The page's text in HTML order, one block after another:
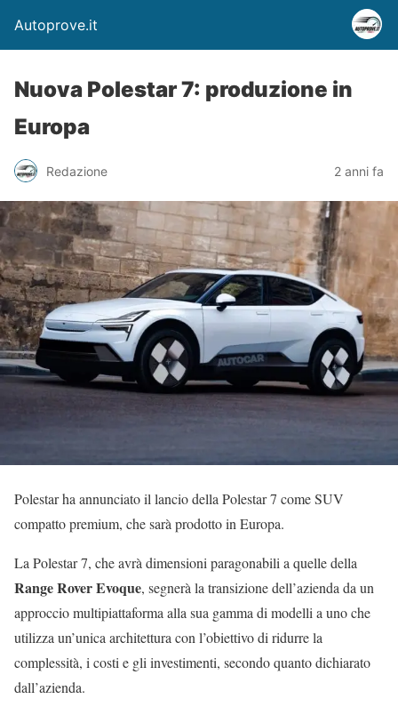
Autoprove.it
Nuova Polestar 7: produzione in
Europa
Redazione 2 anni fa
Polestar ha annunciato il lancio della Polestar 7 come SUV
compatto premium, che sarà prodotto in Europa.
La Polestar 7, che avrà dimensioni paragonabili a quelle della
Range Rover Evoque, segnerà la transizione dell’azienda da un
approccio multipiattaforma alla sua gamma di modelli a uno che
utilizza un’unica architettura con l’obiettivo di ridurre la
complessità, i costi e gli investimenti, secondo quanto dichiarato
dall’azienda.